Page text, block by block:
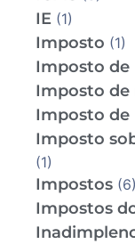
IE (1)
Imposto (1)
Imposto de
Imposto de
Imposto de
Imposto
(1)
Impostos (6)
Impostos